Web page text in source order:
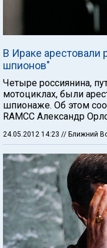
В Ираке арестовали
шпионов"
Четыре россиянина,
мотоциклах, были
шпионаже. Об этом
RAMCC Александр
24.05.2012 14:23 // Ближний